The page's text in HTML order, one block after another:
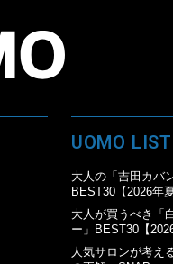
UOMO LIST
大人の「吉田カバ
BEST30【2026年夏
大人が買うべき「
ー」BEST30【
人気サロンが考え